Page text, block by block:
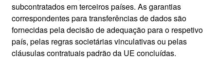
subcontratados em terceiros países. As garantias
correspondentes para transferências de dados são
fornecidas pela decisão de adequação para o respetivo
país, pelas regras societárias vinculativas ou pelas
cláusulas contratuais padrão da UE concluídas.